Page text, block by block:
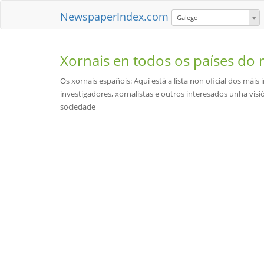
NewspaperIndex.com Galego
Xornais en todos os países
Os xornais españois: Aquí está a lista non oficial dos
investigadores, xornalistas e outros interesados unha
sociedade